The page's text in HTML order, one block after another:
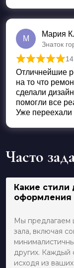
М
Мария К.
Знаток
Оценка 5
Отличнейшие
на то что
сделали
помогли все
Уже
Часто
Какие стили
оформления
Мы предлагаем
зала, включая
других. Каждый
исходя из